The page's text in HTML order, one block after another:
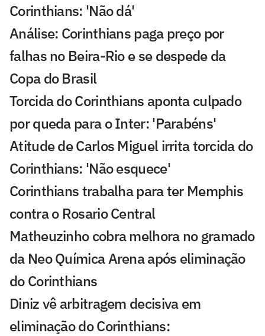
Corinthians: 'Não dá'
Análise: Corinthians paga preço por
falhas no Beira-Rio e se despede da
Copa do Brasil
Torcida do Corinthians aponta culpado
por queda para o Inter: 'Parabéns'
Atitude de Carlos Miguel irrita torcida do
Corinthians: 'Não esquece'
Corinthians trabalha para ter Memphis
contra o Rosario Central
Matheuzinho cobra melhora no gramado
da Neo Química Arena após eliminação
do Corinthians
Diniz vê arbitragem decisiva em
eliminação do Corinthians: